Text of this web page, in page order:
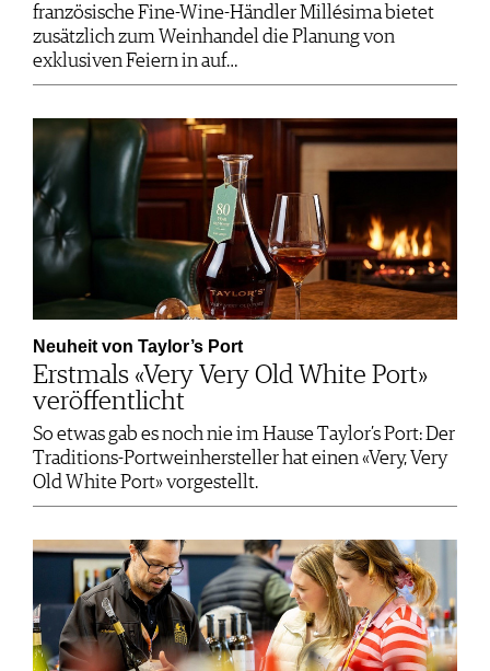
französische Fine-Wine-Händler Millésima bietet
zusätzlich zum Weinhandel die Planung von
exklusiven Feiern in auf…
Neuheit von Taylor’s Port
Erstmals «Very Very Old White Port»
veröffentlicht
So etwas gab es noch nie im Hause Taylor’s Port: Der
Traditions-Portweinhersteller hat einen «Very, Very
Old White Port» vorgestellt.